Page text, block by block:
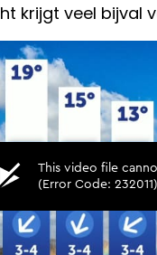
krijgt veel bijval